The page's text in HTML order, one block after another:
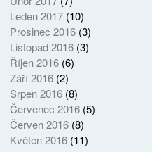
Leden 2017(10)
Prosinec 2016(3)
Listopad 2016(3)
Říjen 2016(6)
Září 2016(2)
Srpen 2016(8)
Červenec 2016(5)
Červen 2016(8)
Květen 2016(11)